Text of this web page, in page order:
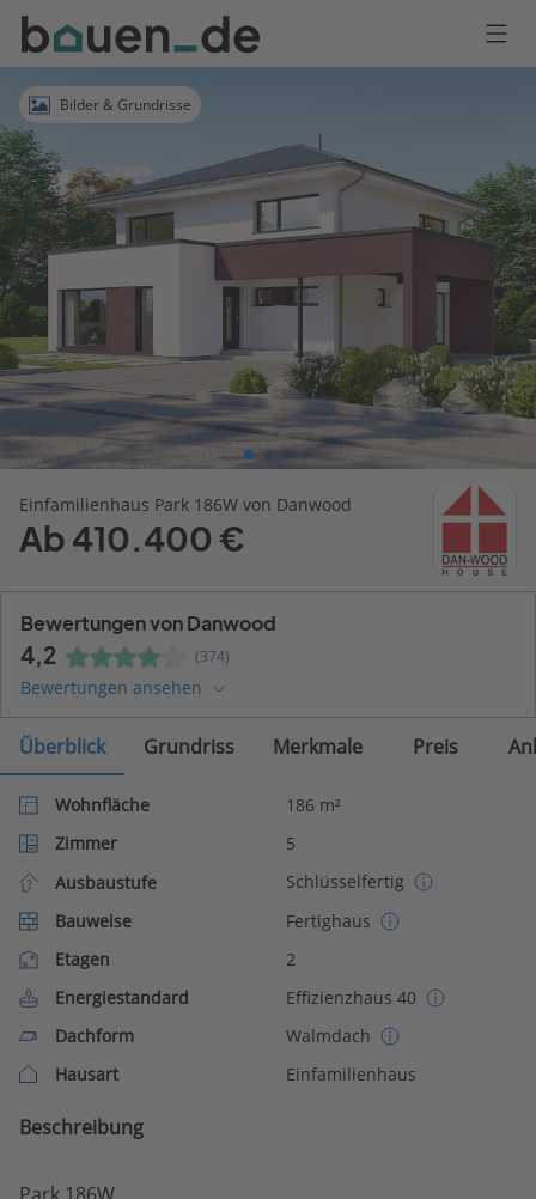
Bauen
Logo
AnmeldenBilder & Grundrisse
Einfamilienhaus Park 186W von Danwood
Ab 410.400 €
Bewertungen von Danwood
4,2 (374)
Bewertungen ansehen
Überblick Grundriss Merkmale Preis
Wohnfläche
186 m²
Zimmer
5
Ausbaustufe
Schlüsselfertig
Bauweise
Fertighaus
Etagen
2
Energiestandard
Effizienzhaus 40
Dachform
Walmdach
Hausart
Einfamilienhaus
Beschreibung